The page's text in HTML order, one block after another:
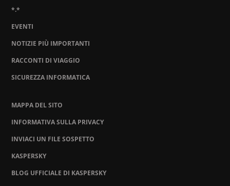
*.*
EVENTI
NOTIZIE PIÙ IMPORTANTI
RACCONTI DI VIAGGIO
SICUREZZA INFORMATICA
MAPPA DEL SITO
INFORMATIVA SULLA PRIVACY
INVIACI UN FILE SOSPETTO
KASPERSKY
BLOG UFFICIALE DI KASPERSKY